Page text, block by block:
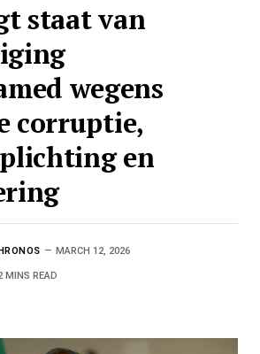
staat van
wegens
corruptie,
en
MARCH 12, 2026
MINS READ